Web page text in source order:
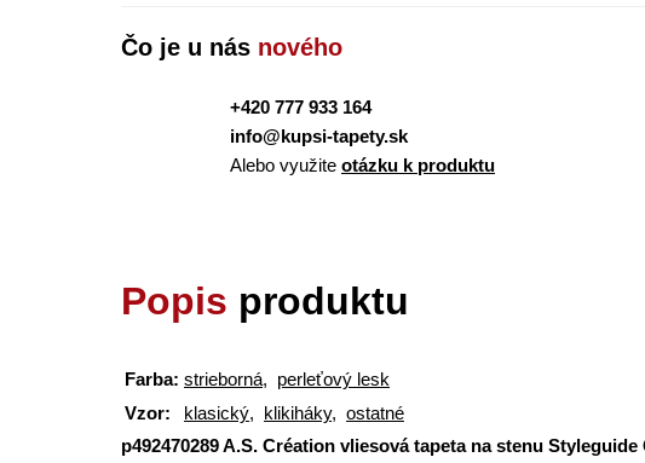
Čo je u nás nového
+420 777 933 164
info@kupsi-tapety.sk
Alebo využite otázku k produktu
Popis produktu
Farba: strieborná, perleťový lesk
Vzor:
klasický, klikiháky, ostatné
p492470289 A.S. Création vliesová tapeta na stenu